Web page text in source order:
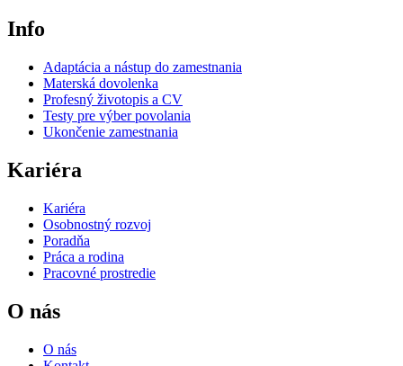
Info
Adaptácia a nástup do zamestnania
Materská dovolenka
Profesný životopis a CV
Testy pre výber povolania
Ukončenie zamestnania
Kariéra
Kariéra
Osobnostný rozvoj
Poradňa
Práca a rodina
Pracovné prostredie
O nás
O nás